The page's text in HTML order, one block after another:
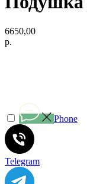
6650,00
р.
Phone
Telegram